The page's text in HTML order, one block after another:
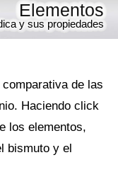
Elementos
y sus propiedades
de las
Haciendo click
los elementos,
bismuto y el